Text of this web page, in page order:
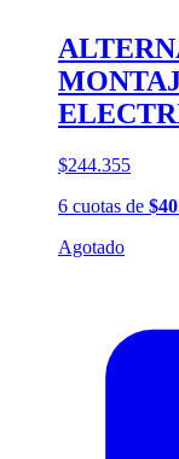
$244.355
6 cuotas de
Agotado